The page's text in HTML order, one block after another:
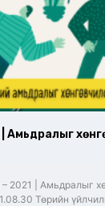
Амьдралыг
2021 | Амьдралыг
Төрийн